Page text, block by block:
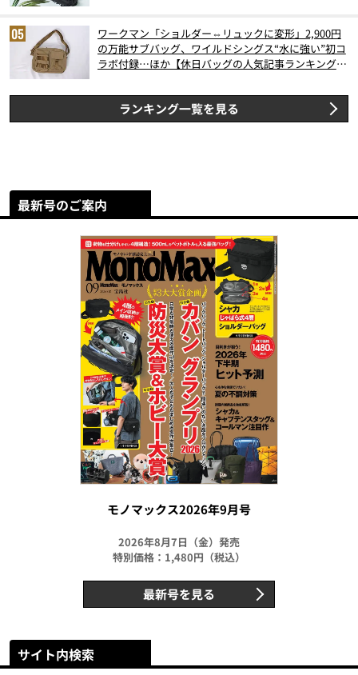
ワークマン「ショルダー⇔リュックに変形」2,900円
の万能サブバッグ、ワイルドシングス“水に強い”初コ
ラボ付録…ほか【休日バッグの人気記事ランキングベ
ランキング一覧を見る
最新号のご案内
モノマックス2026年9月号
2026年8月7日（金）発売
特別価格：1,480円（税込）
最新号を見る
サイト内検索